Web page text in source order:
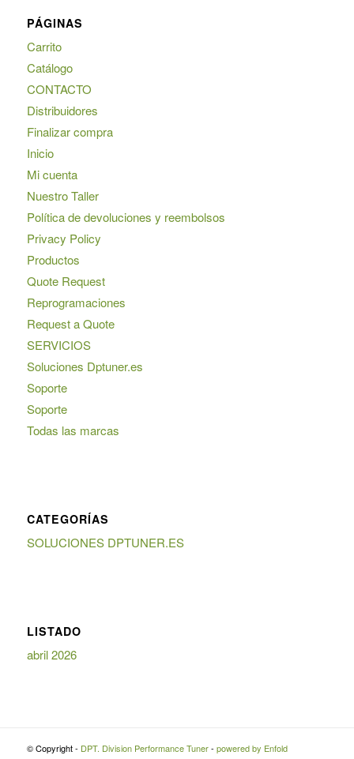
PÁGINAS
Carrito
Catálogo
CONTACTO
Distribuidores
Finalizar compra
Inicio
Mi cuenta
Nuestro Taller
Política de devoluciones y reembolsos
Privacy Policy
Productos
Quote Request
Reprogramaciones
Request a Quote
SERVICIOS
Soluciones Dptuner.es
Soporte
Soporte
Todas las marcas
CATEGORÍAS
SOLUCIONES DPTUNER.ES
LISTADO
abril 2026
© Copyright - DPT. Division Performance Tuner- powered by Enfold